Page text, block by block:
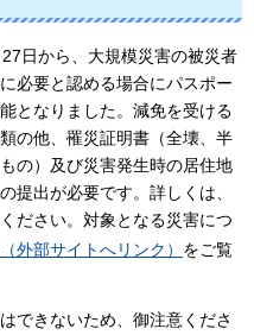
日から、大規模災害の被災者
必要と認める場合にパスポー
となりました。減免を受ける
の他、罹災証明書（全壊、半
の）及び災害発生時の居住地
提出が必要です。詳しくは、
ださい。対象となる災害につ
外部サイトへリンク） をご覧
できないため、御注意くださ